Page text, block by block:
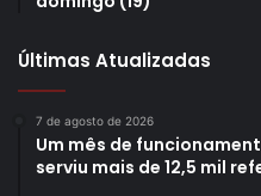
Últimas Atualizadas
7 de agosto de 2026
Um mês de
serviu mais de 12,5 mil